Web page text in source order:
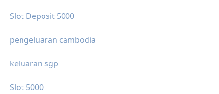
Slot Deposit 5000
pengeluaran cambodia
keluaran sgp
Slot 5000